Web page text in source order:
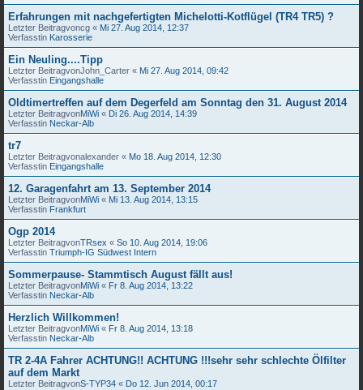
Erfahrungen mit nachgefertigten Michelotti-Kotflügel (TR4 TR5) ?
Letzter Beitragvoncg « Mi 27. Aug 2014, 12:37
Verfasstin Karosserie
Ein Neuling....Tipp
Letzter BeitragvonJohn_Carter « Mi 27. Aug 2014, 09:42
Verfasstin Eingangshalle
Oldtimertreffen auf dem Degerfeld am Sonntag den 31. August 2014
Letzter BeitragvonMiWi « Di 26. Aug 2014, 14:39
Verfasstin Neckar-Alb
tr7
Letzter Beitragvonalexander « Mo 18. Aug 2014, 12:30
Verfasstin Eingangshalle
12. Garagenfahrt am 13. September 2014
Letzter BeitragvonMiWi « Mi 13. Aug 2014, 13:15
Verfasstin Frankfurt
Ogp 2014
Letzter BeitragvonTRsex « So 10. Aug 2014, 19:06
Verfasstin Triumph-IG Südwest Intern
Sommerpause- Stammtisch August fällt aus!
Letzter BeitragvonMiWi « Fr 8. Aug 2014, 13:22
Verfasstin Neckar-Alb
Herzlich Willkommen!
Letzter BeitragvonMiWi « Fr 8. Aug 2014, 13:18
Verfasstin Neckar-Alb
TR 2-4A Fahrer ACHTUNG!! ACHTUNG !!!sehr sehr schlechte Ölfilter
auf dem Markt
Letzter BeitragvonS-TYP34 « Do 12. Jun 2014, 00:17